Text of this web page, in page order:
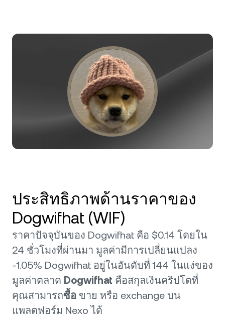
โปรแกรม Loyalty
DOT 2.34%
SOL
Wealth Academy
ประสิทธิภาพด้านราคาของ
Dogwifhat (WIF)
ราคาปัจจุบันของ Dogwifhat คือ $0.14 โดยใน
24 ชั่วโมงที่ผ่านมา มูลค่ามีการเปลี่ยนแปลง
-1.05% Dogwifhat อยู่ในอันดับที่ 144 ในแง่ของ
มูลค่าตลาด Dogwifhat คือสกุลเงินคริปโตที่
คุณสามารถซื้อ ขาย หรือ exchange บน
แพลตฟอร์ม Nexo ได้